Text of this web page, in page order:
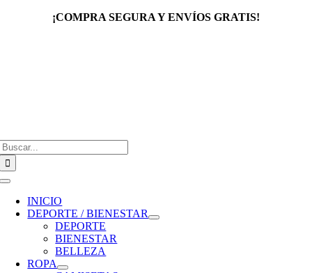
¡COMPRA SEGURA Y ENVÍOS GRATIS!
Toggle
Navigation
INICIO
DEPORTE / BIENESTAR
DEPORTE
BIENESTAR
BELLEZA
ROPA